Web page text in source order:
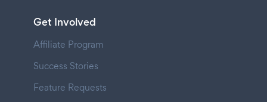
Get Involved
Affiliate Program
Success Stories
Feature Requests